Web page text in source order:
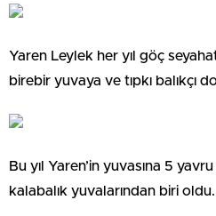
Yaren Leylek her yıl göç
birebir yuvaya ve tıpkı balıkçı
Bu yıl Yaren’in yuvasına 5
kalabalık yuvalarından biri oldu.